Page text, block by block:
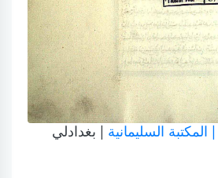
| المكتبة السليمانية
| بغدادلي